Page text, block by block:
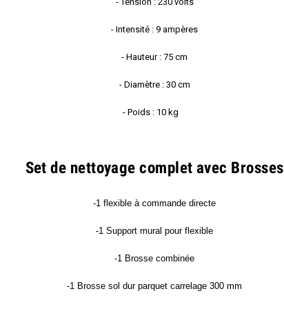
- Intensité : 9 ampères
- Hauteur : 75 cm
- Diamètre : 30 cm
- Poids : 10 kg
Set de nettoyage complet avec Brosses
-1 flexible à commande directe
-1 Support mural pour flexible
-1 Brosse combinée
-1 Brosse sol dur parquet carrelage 300 mm